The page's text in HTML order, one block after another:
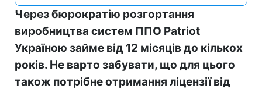
Через бюрократію розгортання
виробництва систем ППО Patriot
Україною займе від 12 місяців до кількох
років. Не варто забувати, що для цього
також потрібне отримання ліцензії від